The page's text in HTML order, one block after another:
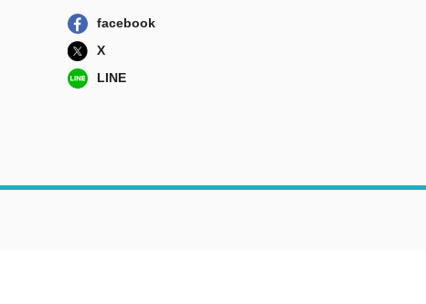
facebook
X
LINE